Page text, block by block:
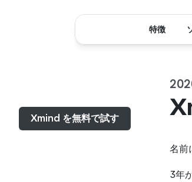
Xmind を無料で試す
名前
3年
特徴